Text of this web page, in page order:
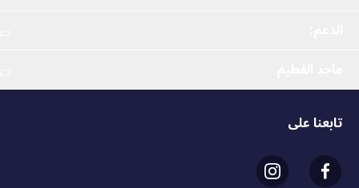
تابعنا على